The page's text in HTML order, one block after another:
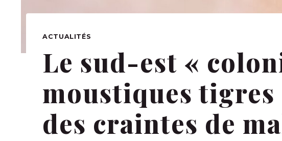
ACTUALITÉS
Le sud-est «
moustiques tigres
des craintes de